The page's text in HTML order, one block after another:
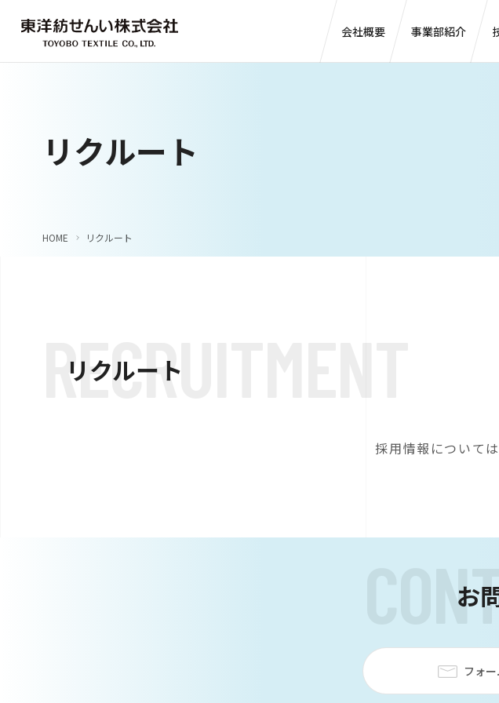
会社概要 事業部紹介
リクルート
HOME リクルート
リクルート
RECRU
採用情報については
お
N
フォ